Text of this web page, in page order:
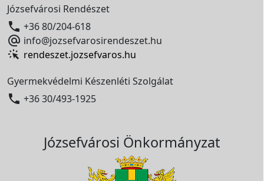
Józsefvárosi Rendészet
 +36 80/204-618
 info@jozsefvarosirendeszet.hu
rendeszet.jozsefvaros.hu
Gyermekvédelmi Készenléti Szolgálat
 +36 30/493-1925
Józsefvárosi Önkormányzat